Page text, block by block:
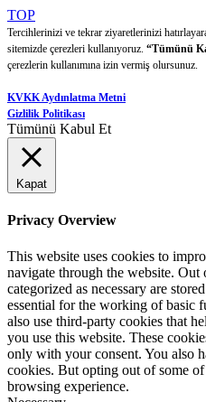
TOP
Tercihlerinizi ve tekrar ziyaretlerinizi
sitemizde çerezleri kullanıyoruz. “Tümünü
çerezlerin kullanımına izin vermiş olursunuz.
KVKK Aydınlatma Metni
Gizlilik Politikası
Tümünü Kabul Et
Kapat
Privacy Overview
This website uses cookies to
navigate through the website. Out
categorized as necessary are
essential for the working of basic
also use third-party cookies that
you use this website. These
only with your consent. You also
cookies. But opting out of some
browsing experience.